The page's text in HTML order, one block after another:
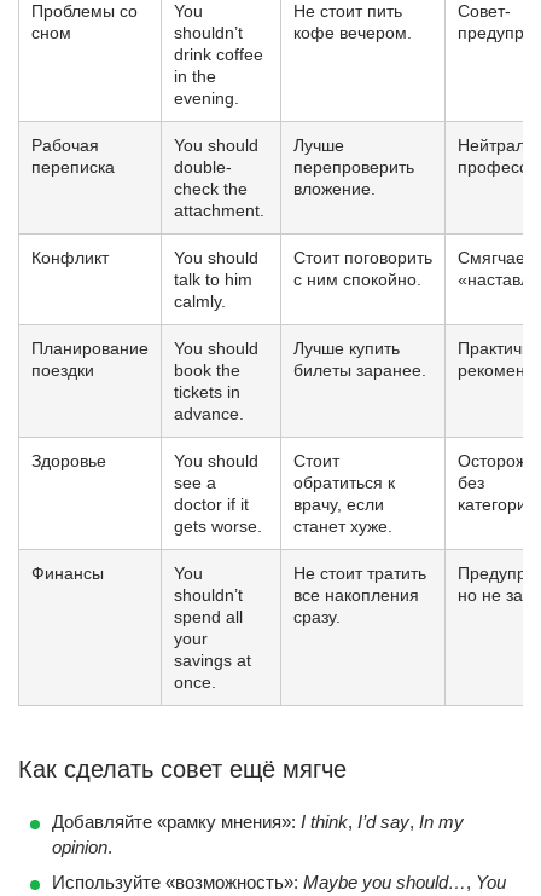
Проблемы со
сном
You
shouldn’t
drink coffee
in the
evening.
Не стоит пить
кофе вечером.
Совет-
Рабочая
переписка
You should
double-
check the
attachment.
Лучше
перепроверить
вложение.
Конфликт
You should
talk to him
calmly.
Стоит поговорить
с ним спокойно.
Смягчает
Планирование
поездки
You should
book the
tickets in
advance.
Лучше купить
билеты заранее.
Здоровье
You should
see a
doctor if it
gets worse.
Стоит
обратиться к
врачу, если
станет хуже.
без
Финансы
You
shouldn’t
spend all
your
savings at
once.
Не стоит тратить
все накопления
сразу.
но не
Как сделать совет ещё мягче
Добавляйте «рамку мнения»: I think, I’d say, In my
opinion.
Используйте «возможность»: Maybe you should…, You